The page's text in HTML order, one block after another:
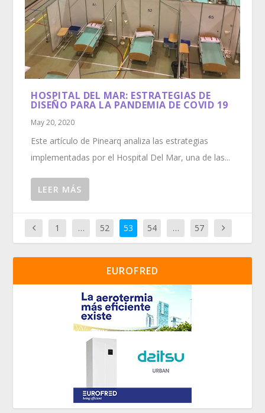
HOSPITAL DEL MAR: ESTRATEGIAS DE
DISEÑO PARA LA PANDEMIA DE COVID 19
May 20, 2020
Este artículo de Pinearq analiza las estrategias
implementadas por el Hospital Del Mar, una de las...
LEER MÁS
1 … 52 53 54 … 57
EUROFRED